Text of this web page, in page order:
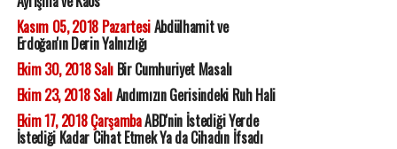
Kasım 05, 2018 PazartesiAbdülhamit ve
Erdoğan'ın Derin Yalnızlığı
Ekim 30, 2018 SalıBir Cumhuriyet Masalı
Ekim 23, 2018 SalıAndımızın Gerisindeki Ruh Hali
Ekim 17, 2018 ÇarşambaABD'nin İstediği Yerde
İstediği Kadar Cihat Etmek Ya da Cihadın İfsadı